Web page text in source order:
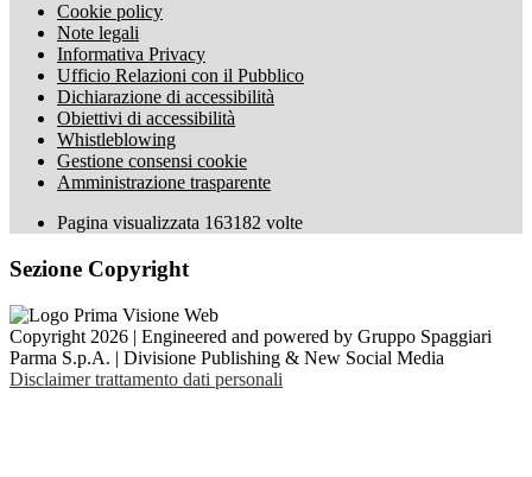
Cookie policy
Note legali
Informativa Privacy
Ufficio Relazioni con il Pubblico
Dichiarazione di accessibilità
Obiettivi di accessibilità
Whistleblowing
Gestione consensi cookie
Amministrazione trasparente
Pagina visualizzata 163182 volte
Sezione Copyright
Copyright 2026 | Engineered and powered by Gruppo Spaggiari
Parma S.p.A. | Divisione Publishing & New Social Media
Disclaimer trattamento dati personali